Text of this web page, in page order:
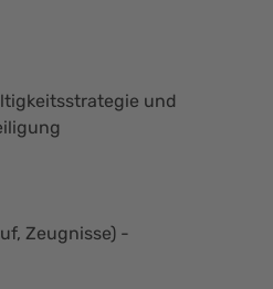
und
Zeugnisse) -